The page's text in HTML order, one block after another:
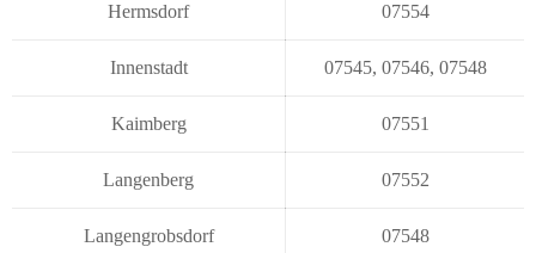
Hermsdorf 07554
Innenstadt 07545, 07546, 07548
Kaimberg 07551
Langenberg 07552
Langengrobsdorf 07548